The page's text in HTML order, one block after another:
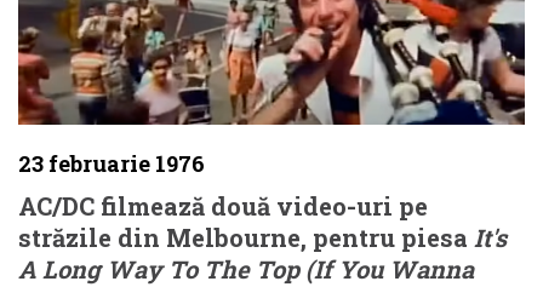
23 februarie 1976
AC/DC filmează două video-uri pe
străzile din Melbourne, pentru piesa It's
A Long Way To The Top (If You Wanna